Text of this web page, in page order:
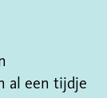
al een tijdje